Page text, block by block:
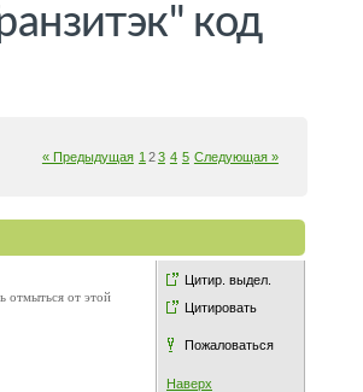
код
« Предыдущая 1 23 4 5 Следующая »
Цитир. выдел.
Цитировать
Пожаловаться
Наверх
отмыться от этой